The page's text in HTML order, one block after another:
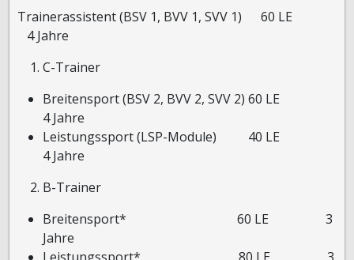
Trainerassistent (BSV 1, BVV 1, SVV 1) 60 LE
4 Jahre
C-Trainer
Breitensport (BSV 2, BVV 2, SVV 2) 60 LE
4 Jahre
Leistungssport (LSP-Module) 40 LE
4 Jahre
B-Trainer
Breitensport* 60 LE 3
Jahre